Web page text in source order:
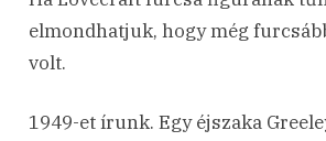
elmondhatjuk, hogy még
volt.
1949-et írunk. Egy éjszaka